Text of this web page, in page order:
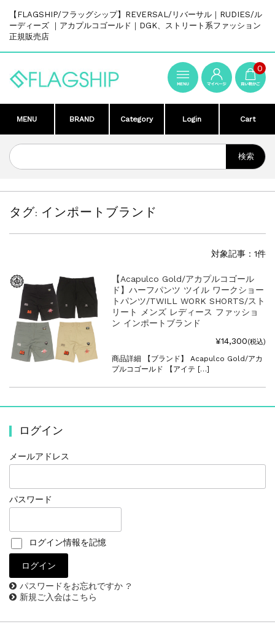
【FLAGSHIP/フラッグシップ】REVERSAL/リバーサル｜RUDIES/ル
ーディーズ ｜アカプルコゴールド｜DGK、ストリート系ファッション
正規販売店
0
MENU BRAND Category Login Cart
タグ: インポートブランド
対象記事：1件
【Acapulco Gold/アカプルコゴール
ド】ハーフパンツ ツイル ワークショー
トパンツ/TWILL WORK SHORTS/スト
リート メンズ レディース ファッショ
ン インポートブランド
¥14,300(税込)
商品詳細 【ブランド】 Acapulco Gold/アカ
プルコゴールド 【アイテ […]
ログイン
メールアドレス
パスワード
ログイン情報を記憶
パスワードをお忘れですか ?
新規ご入会はこちら